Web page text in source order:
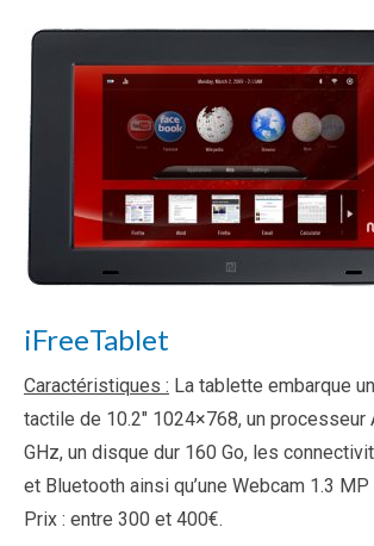
iFreeTablet
Caractéristiques : La tablette embarque
tactile de 10.2″ 1024×768, un processeur
GHz, un disque dur 160 Go, les
et Bluetooth ainsi qu’une Webcam 1.3
Prix : entre 300 et 400€.